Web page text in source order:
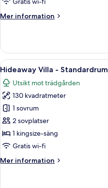
Mer information
Mer
Beach
Reserve
Öppna
alla
foton
för
Hideaway
Villa
-
Standardrum
4
Hideaway Villa - Standardrum
Utsikt mot trädgården
130 kvadratmeter
1 sovrum
2 sovplatser
1 kingsize-säng
Gratis wi-fi
Mer information
Mer